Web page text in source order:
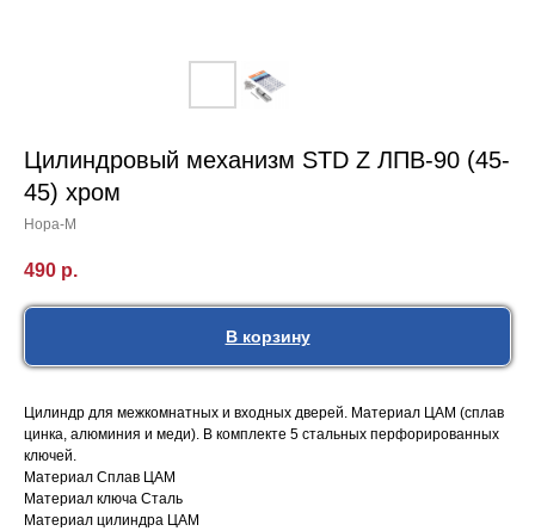
Цилиндровый механизм STD Z ЛПВ-90 (45-
45) хром
Нора-М
490 р.
В корзину
Цилиндр для межкомнатных и входных дверей. Материал ЦАМ (сплав
цинка, алюминия и меди). В комплекте 5 стальных перфорированных
ключей.
Материал Сплав ЦАМ
Материал ключа Сталь
Материал цилиндра ЦАМ